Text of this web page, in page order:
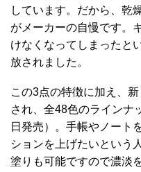
しています。だから、乾
がメーカーの自慢です。
けなくなってしまったと
放されました。
この3点の特徴に加え、
され、全48色のラインナ
日発売）。手帳やノート
ションを上げたいという
塗りも可能ですので濃淡